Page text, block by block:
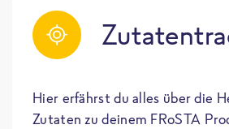
Hier erfährst du alles über die
Zutaten zu deinem FRoSTA